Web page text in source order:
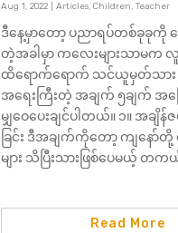
Aug 1, 2022 |Articles,Children,Teacher
ဒီနေ့မှာတော့ ပညာရပ်တစ်ခုခု
တဲ့အခါမှာ ကလေးများသာမက လူက
ထိရောက်ရောက် သင်ယူမှတ်သား
အရေးကြီးတဲ့ အချက် ၅ချက် အက
မျှဝေပေးချင်ပါတယ်။ ၁။ အချိ
ခြင်း ဒီအချက်ကိုတော့ ကျနော်တို့
များ သိပြီးသားဖြစ်ပေမယ့် တ
Read More